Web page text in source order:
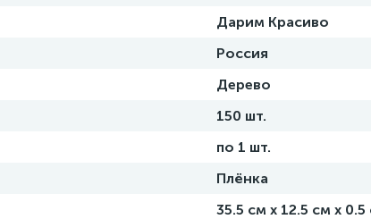
Дарим Красиво
Россия
Дерево
150 шт.
по 1 шт.
Плёнка
35.5 см х 12.5 см х 0.5